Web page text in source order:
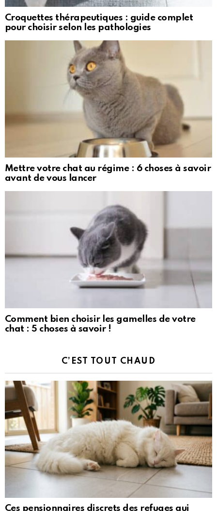
Croquettes thérapeutiques : guide complet
pour choisir selon les pathologies
Mettre votre chat au régime : 6 choses à savoir
avant de vous lancer
Comment bien choisir les gamelles de votre
chat : 5 choses à savoir !
C’EST TOUT CHAUD
Ces pensionnaires discrets des refuges qui